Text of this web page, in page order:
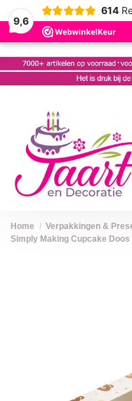
9,6
614
Home Verpakkingen &
Simply Making Cupcake